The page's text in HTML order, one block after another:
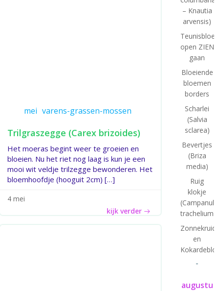
mei varens-grassen-mossen
Trilgraszegge (Carex brizoides)
Het moeras begint weer te groeien en
bloeien. Nu het riet nog laag is kun je een
mooi wit veldje trilzegge bewonderen. Het
bloemhoofdje (hooguit 2cm) […]
4 mei
kijk verder
– Knautia
arvensis)
open ZIEN
gaan
Bloeiende
bloemen
borders
Scharlei
(Salvia
sclarea)
Bevertjes
(Briza
media)
Ruig
klokje
(Campanula
trachelium)
Zonnekruid
en
-
augustu